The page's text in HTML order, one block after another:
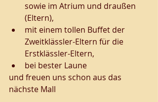
sowie im Atrium und draußen
(Eltern),
mit einem tollen Buffet der
Zweitklässler-Eltern für die
Erstklässler-Eltern,
bei bester Laune
und freuen uns schon aus das
nächste Mall